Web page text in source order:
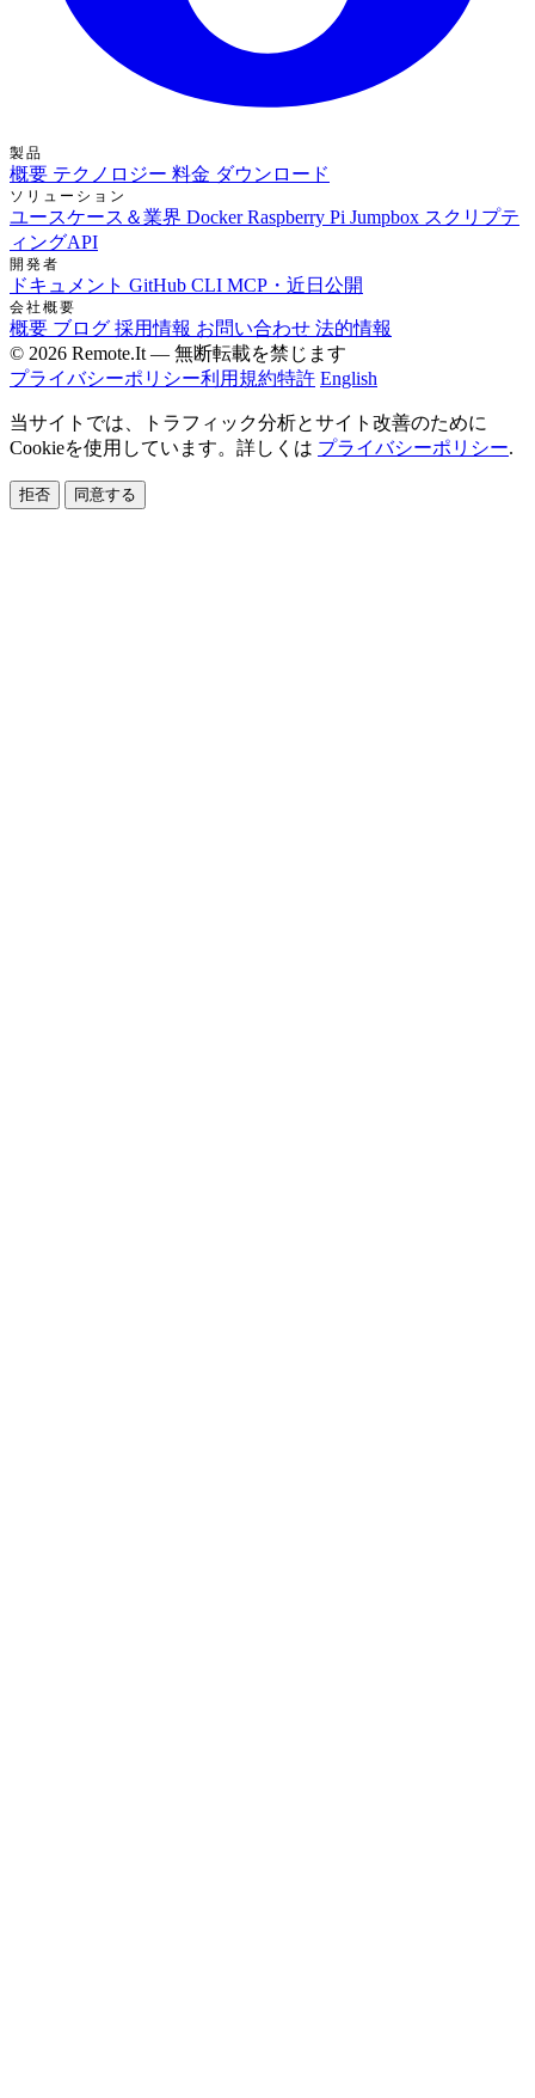
製品
概要 テクノロジー 料金 ダウンロード
ソリューション
ユースケース＆業界 DockerRaspberry Pi Jumpbox スクリプテ
ィングAPI
開発者
ドキュメント GitHub CLI MCP・近日公開
会社概要
概要 ブログ 採用情報 お問い合わせ 法的情報
© 2026 Remote.It — 無断転載を禁じます
プライバシーポリシー利用規約特許 English
当サイトでは、トラフィック分析とサイト改善のために
Cookieを使用しています。詳しくは プライバシーポリシー.
拒否 同意する